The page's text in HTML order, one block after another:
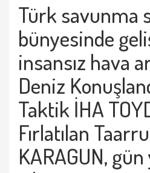
Türk savunma
bünyesinde
insansız hava
Deniz
Taktik İHA
Fırlatılan
KARAGUN,